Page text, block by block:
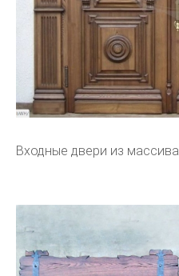
Входные двери из массива